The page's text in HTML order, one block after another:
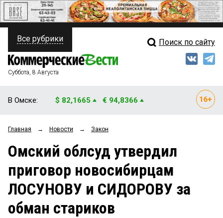
ПОЛИТИКА
ФИНАНСЫ
ОБЩЕСТВО
ЗАКОН
НОВОСТИ КОМПАНИЙ
ПРОИСШЕСТВИЯ
Свежий выпуск
Рейтинги
Блоги
Архив
Все рубрики Поиск по сайту
Суббота, 8 Августа
В Омске: $ 82,1665 € 94,8366
Главная → Новости → Закон
Омский облсуд утвердил
приговор новосибирцам
ЛОСУНОВУ и СИДОРОВУ за
обман стариков